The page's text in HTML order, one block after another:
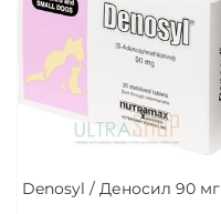
Denosyl / Деносил 90 мг